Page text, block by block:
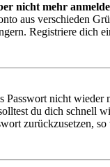
nicht mehr
aus verschieden
Registriere dich
nicht wieder
du dich schnell
zurückzusetzen,